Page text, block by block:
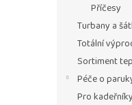
Příčesy
Turbany a
Totální
Sortiment
Péče o
Pro kadeřníky